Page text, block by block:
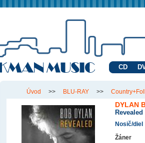
CD
Úvod >> BLU-RAY >>
DYLAN
Revealed
Nosič/diel
Žáner